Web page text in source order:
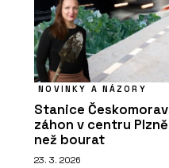
NOVINKY A NÁZORY
Stanice
záhon v centru
než bourat
23. 3. 2026